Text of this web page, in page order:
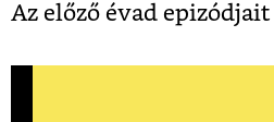
Az előző évad epizódjait